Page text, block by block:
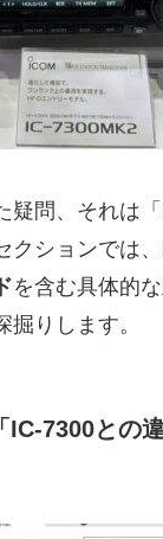
疑問、それは「
クションでは、
を含む具体的な
掘りします。
IC-7300との